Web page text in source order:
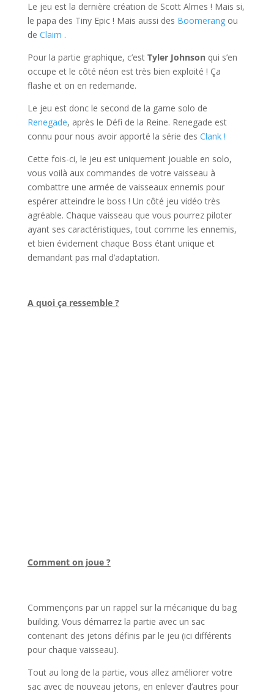
Le jeu est la dernière création de Scott Almes ! Mais si,
le papa des Tiny Epic ! Mais aussi des Boomerangou
de Claim .
Pour la partie graphique, c’est Tyler Johnsonqui s’en
occupe et le côté néon est très bien exploité ! Ça
flashe et on en redemande.
Le jeu est donc le second de la game solo de
Renegade, après le Défi de la Reine. Renegade est
connu pour nous avoir apporté la série des Clank !
Cette fois-ci, le jeu est uniquement jouable en solo,
vous voilà aux commandes de votre vaisseau à
combattre une armée de vaisseaux ennemis pour
espérer atteindre le boss ! Un côté jeu vidéo très
agréable. Chaque vaisseau que vous pourrez piloter
ayant ses caractéristiques, tout comme les ennemis,
et bien évidement chaque Boss étant unique et
demandant pas mal d’adaptation.
A quoi ça ressemble ?
Comment on joue ?
Commençons par un rappel sur la mécanique du bag
building. Vous démarrez la partie avec un sac
contenant des jetons définis par le jeu (ici différents
pour chaque vaisseau).
Tout au long de la partie, vous allez améliorer votre
sac avec de nouveau jetons, en enlever d’autres pour